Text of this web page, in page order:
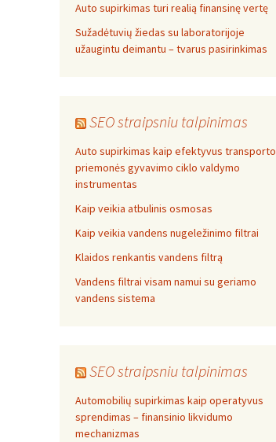
Auto supirkimas turi realią finansinę vertę
Sužadėtuvių žiedas su laboratorijoje
užaugintu deimantu – tvarus pasirinkimas
SEO straipsniu talpinimas
Auto supirkimas kaip efektyvus transporto
priemonės gyvavimo ciklo valdymo
instrumentas
Kaip veikia atbulinis osmosas
Kaip veikia vandens nugeležinimo filtrai
Klaidos renkantis vandens filtrą
Vandens filtrai visam namui su geriamo
vandens sistema
SEO straipsniu talpinimas
Automobilių supirkimas kaip operatyvus
sprendimas – finansinio likvidumo
mechanizmas